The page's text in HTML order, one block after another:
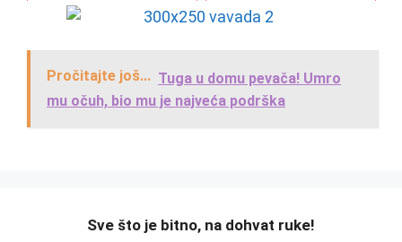
Pročitajte još... Tuga u domu pevača! Umro
mu očuh, bio mu je najveća podrška
️Sve što je bitno, na dohvat ruke!